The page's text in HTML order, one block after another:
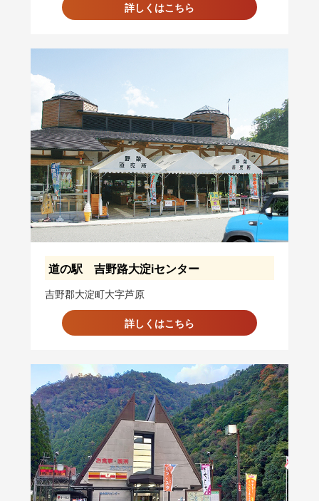
詳しくはこちら
道の駅 吉野路大淀iセンター
吉野郡大淀町大字芦原
詳しくはこちら